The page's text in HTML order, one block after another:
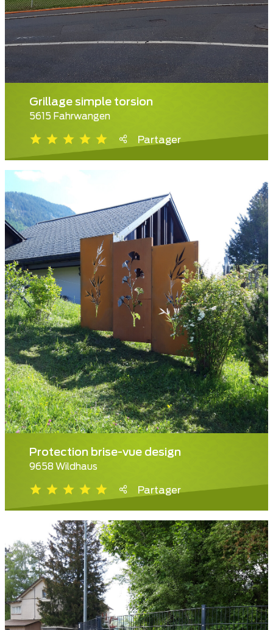
Grillage simple torsion
5615 Fahrwangen
Partager
Protection brise-vue design
9658 Wildhaus
Partager